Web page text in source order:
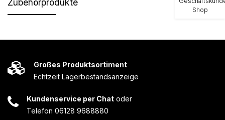
Zubehörprodukte
Großes Produktsortiment
Echtzeit Lagerbestandsanzeige
Kundenservice per Chat oder
Telefon 06128 9688880
Shop